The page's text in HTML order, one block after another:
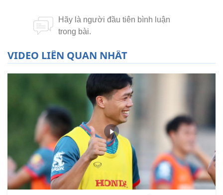
VIDEO LIÊN QUAN NHẤT